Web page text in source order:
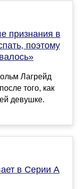
признания в
поэтому
Лагрейд
того, как
девушке.
в Серии А